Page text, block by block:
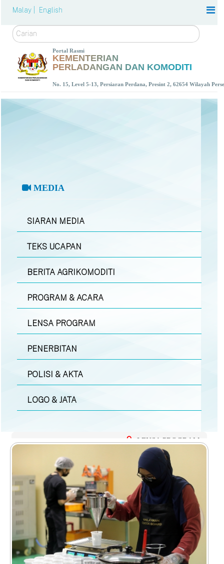
Malay | English
Carian
Portal Rasmi
KEMENTERIAN
PERLADANGAN DAN KOMODITI
No. 15, Level 5-13, Persiaran Perdana, Presint 2, 62654 Wilayah
MEDIA
SIARAN MEDIA
TEKS UCAPAN
BERITA AGRIKOMODITI
PROGRAM & ACARA
LENSA PROGRAM
PENERBITAN
POLISI & AKTA
LOGO & JATA
LENSA PROGRAM